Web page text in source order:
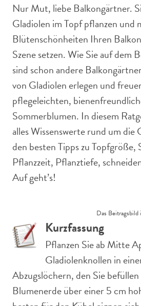
Nur Mut, liebe Balkongärtner.
Gladiolen im Topf pflanzen und
Blütenschönheiten Ihren
Szene setzen. Wie Sie auf dem
sind schon andere
von Gladiolen erlegen und
pflegeleichten,
Sommerblumen. In diesem
alles Wissenswerte rund um die
den besten Tipps zu Topfgröße,
Pflanzzeit, Pflanztiefe,
Auf geht’s!
Das Beitragsbild
Kurzfassung
Pflanzen Sie ab Mitte
Gladiolenknollen in
Abzugslöchern, den Sie
Blumenerde über einer 5 cm